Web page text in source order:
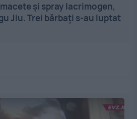
și spray lacrimogen,
Jiu. Trei bărbați s-au luptat